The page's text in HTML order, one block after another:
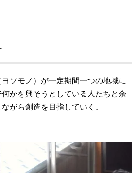
ソモノ）が一定期間一つの地域に
かを興そうとしている人たちと余
がら創造を目指していく。